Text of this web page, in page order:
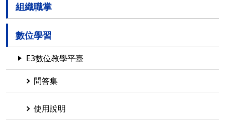
組織職掌
數位學習
E3數位教學平臺
問答集
使用說明